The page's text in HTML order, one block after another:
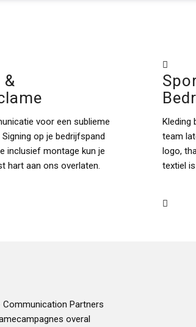
&
voor een sublieme
op je bedrijfspand
inclusief montage kun je
hart aan ons overlaten.
Kleding
team
logo,
textiel
​Communication Partners
overal